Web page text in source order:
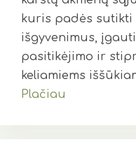
kuris padės
išgyvenimus,
pasitikėjimo ir
keliamiems
Plačiau